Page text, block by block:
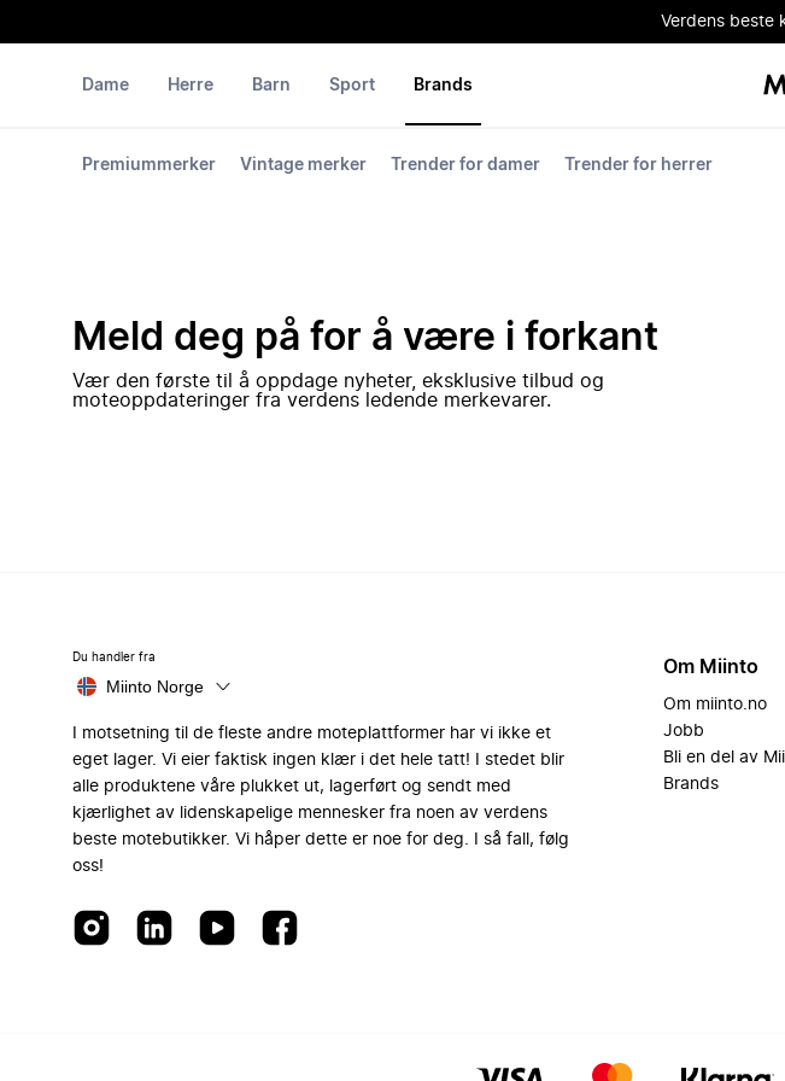
Verdens beste
Dame Herre Barn Sport Brands
Premiummerker Vintage merker Trender for damer Trender for herrer
Meld deg på for å være i forkant
Vær den første til å oppdage nyheter, eksklusive tilbud og
moteoppdateringer fra verdens ledende merkevarer.
Du handler fra
Miinto Norge
I motsetning til de fleste andre moteplattformer har vi ikke et
eget lager. Vi eier faktisk ingen klær i det hele tatt! I stedet blir
alle produktene våre plukket ut, lagerført og sendt med
kjærlighet av lidenskapelige mennesker fra noen av verdens
beste motebutikker. Vi håper dette er noe for deg. I så fall, følg
oss!
Om Miinto
Om miinto.no
Jobb
Bli en del av
Brands